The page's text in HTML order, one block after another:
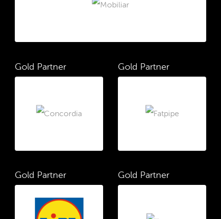
Gold Partner Gold Partner
Gold Partner Gold Partner